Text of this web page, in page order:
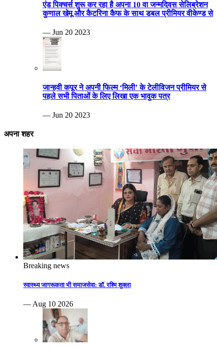
एंड पिक्चर्स शुरू कर रहा है अपना 10 वा जन्मदिवस सेलिब्रेशन
कुणाल खेमू और कैटरिना कैफ के साथ डबल प्रीमियर वीकेण्ड से
— Jun 20 2023
जान्हवी कपूर ने अपनी फिल्म ‘मिली’ के टेलीविजन प्रीमियर से
पहले सभी पिताओं के लिए लिखा एक भावुक पत्र
— Jun 20 2023
अपना शहर
Breaking news
स्वास्थ्य जागरूकता भी समाजसेवा: डॉ. रश्मि शुक्ला
— Aug 10 2026